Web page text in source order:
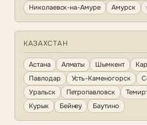
Николаевск-на-Амуре
Амурск
КАЗАХСТАН
Астана Алматы Шымкент
Павлодар
Усть-Каменогорск
Уральск
Петропавловск
Курык
Бейнеу Баутино